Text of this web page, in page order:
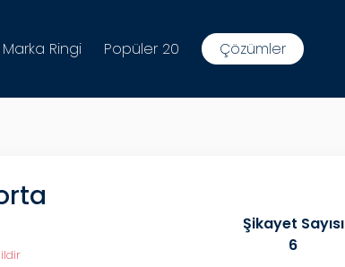
Marka Ringi Popüler 20 Çözümler
Şikayet Sayısı
6